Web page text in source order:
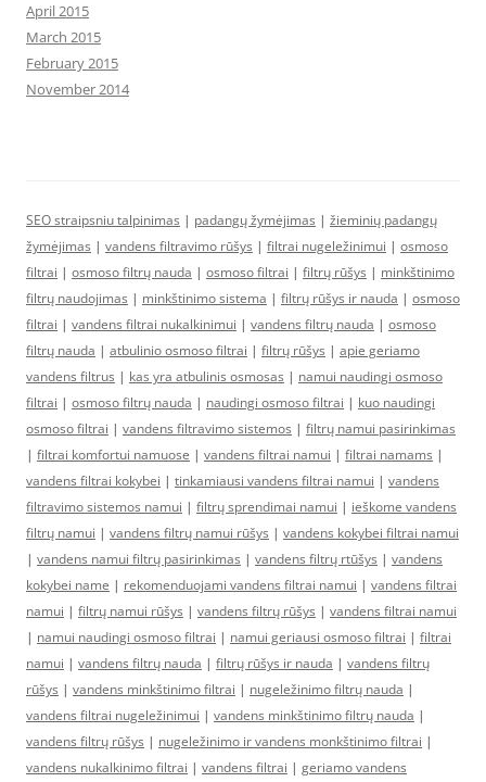
April 2015
March 2015
February 2015
November 2014
SEO straipsniu talpinimas | padangų žymėjimas | žieminių padangų
žymėjimas | vandens filtravimo rūšys | filtrai nugeležinimui | osmoso
filtrai | osmoso filtrų nauda | osmoso filtrai | filtrų rūšys | minkštinimo
filtrų naudojimas | minkštinimo sistema | filtrų rūšys ir nauda | osmoso
filtrai | vandens filtrai nukalkinimui | vandens filtrų nauda | osmoso
filtrų nauda | atbulinio osmoso filtrai | filtrų rūšys | apie geriamo
vandens filtrus | kas yra atbulinis osmosas | namui naudingi osmoso
filtrai | osmoso filtrų nauda | naudingi osmoso filtrai | kuo naudingi
osmoso filtrai | vandens filtravimo sistemos | filtrų namui pasirinkimas
| filtrai komfortui namuose | vandens filtrai namui | filtrai namams |
vandens filtrai kokybei | tinkamiausi vandens filtrai namui | vandens
filtravimo sistemos namui | filtrų sprendimai namui | ieškome vandens
filtrų namui | vandens filtrų namui rūšys | vandens kokybei filtrai namui
| vandens namui filtrų pasirinkimas | vandens filtrų rtūšys | vandens
kokybei name | rekomenduojami vandens filtrai namui | vandens filtrai
namui | filtrų namui rūšys | vandens filtrų rūšys | vandens filtrai namui
| namui naudingi osmoso filtrai | namui geriausi osmoso filtrai | filtrai
namui | vandens filtrų nauda | filtrų rūšys ir nauda | vandens filtrų
rūšys | vandens minkštinimo filtrai | nugeležinimo filtrų nauda |
vandens filtrai nugeležinimui | vandens minkštinimo filtrų nauda |
vandens filtrų rūšys | nugeležinimo ir vandens monkštinimo filtrai |
vandens nukalkinimo filtrai | vandens filtrai | geriamo vandens